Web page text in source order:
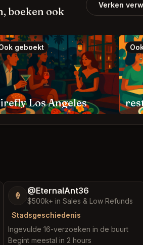
boeken ook
Verken
geboekt
Los Angeles
🍦 @EternalAnt36
$500k+ in Sales & Low Refunds
Stadsgeschiedenis
Ingevulde 16-verzoeken in de buurt
Begint meestal in 2 hours